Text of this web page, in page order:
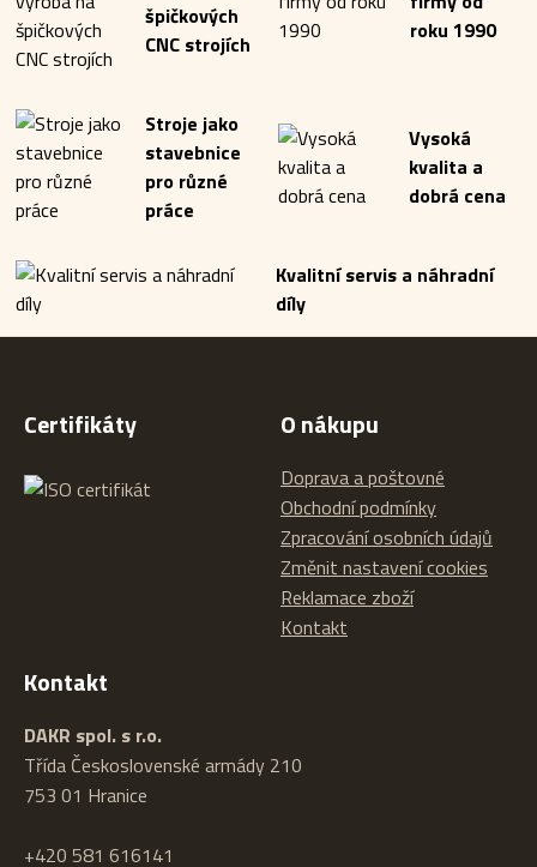
špičkových
CNC strojích
roku 1990
Stroje jako
stavebnice
pro různé
práce
Vysoká
kvalita a
dobrá cena
Kvalitní servis a náhradní
díly
Certifikáty O nákupu
Doprava a poštovné
Obchodní podmínky
Zpracování osobních údajů
Změnit nastavení cookies
Reklamace zboží
Kontakt
Kontakt
DAKR spol. s r.o.
Třída Československé armády 210
753 01 Hranice
+420 581 616141